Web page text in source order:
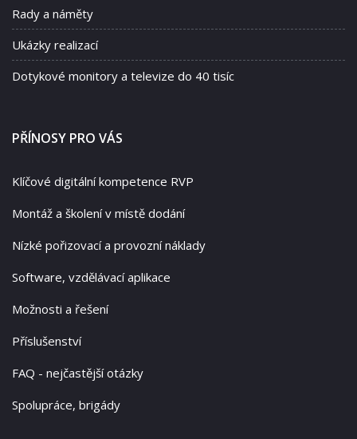
Rady a náměty
Ukázky realizací
Dotykové monitory a televize do 40 tisíc
PŘÍNOSY PRO VÁS
Klíčové digitální kompetence RVP
Montáž a školení v místě dodání
Nízké pořizovací a provozní náklady
Software, vzdělávací aplikace
Možnosti a řešení
Příslušenství
FAQ - nejčastější otázky
Spolupráce, brigády